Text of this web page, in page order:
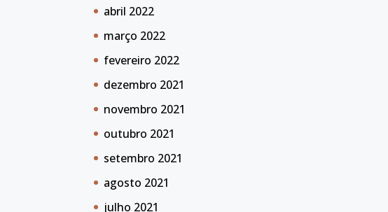
abril 2022
março 2022
fevereiro 2022
dezembro 2021
novembro 2021
outubro 2021
setembro 2021
agosto 2021
julho 2021